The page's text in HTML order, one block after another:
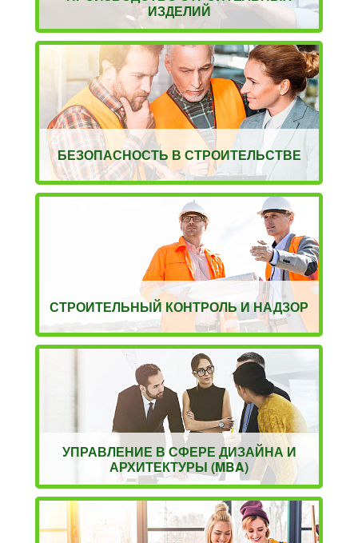
ИЗДЕЛИЙ
БЕЗОПАСНОСТЬ В СТРОИТЕЛЬСТВЕ
СТРОИТЕЛЬНЫЙ КОНТРОЛЬ И НАДЗОР
УПРАВЛЕНИЕ В СФЕРЕ ДИЗАЙНА И
АРХИТЕКТУРЫ (MBA)